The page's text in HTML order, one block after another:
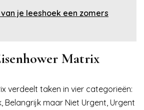
je leeshoek een zomers
Matrix
verdeelt taken in vier categorieën:
Belangrijk maar Niet Urgent, Urgent